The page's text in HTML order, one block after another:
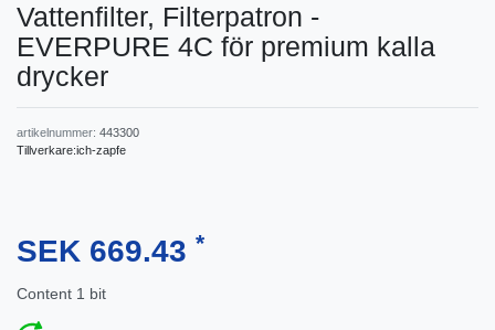
Vattenfilter, Filterpatron -
EVERPURE 4C för premium kalla
drycker
artikelnummer: 443300
Tillverkare:ich-zapfe
SEK 669.43 *
Content 1 bit